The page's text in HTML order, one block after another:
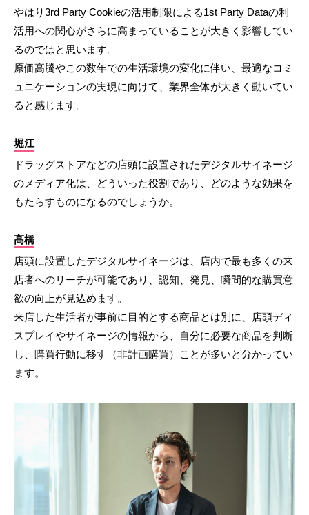
やはり3rd Party Cookieの活用制限による1st Party Dataの利
活用への関心がさらに高まっていることが大きく影響してい
るのではと思います。
原価高騰やこの数年での生活環境の変化に伴い、最適なコミ
ュニケーションの実現に向けて、業界全体が大きく動いてい
ると感じます。
堀江
ドラッグストアなどの店頭に設置されたデジタルサイネージ
のメディア化は、どういった役割であり、どのような効果を
もたらすものになるのでしょうか。
高橋
店頭に設置したデジタルサイネージは、店内で最も多くの来
店者へのリーチが可能であり、認知、発見、瞬間的な購買意
欲の向上が見込めます。
来店した生活者が事前に目的とする商品とは別に、店頭ディ
スプレイやサイネージの情報から、自分に必要な商品を判断
し、購買行動に移す（非計画購買）ことが多いと分かってい
ます。